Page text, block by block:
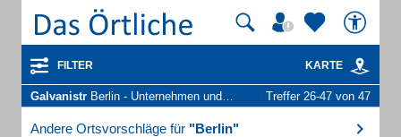
FILTER KARTE
Galvanistr Berlin - Unternehmen und Personen Treffer 26-47 von 47
Andere Ortsvorschläge für "Berlin"